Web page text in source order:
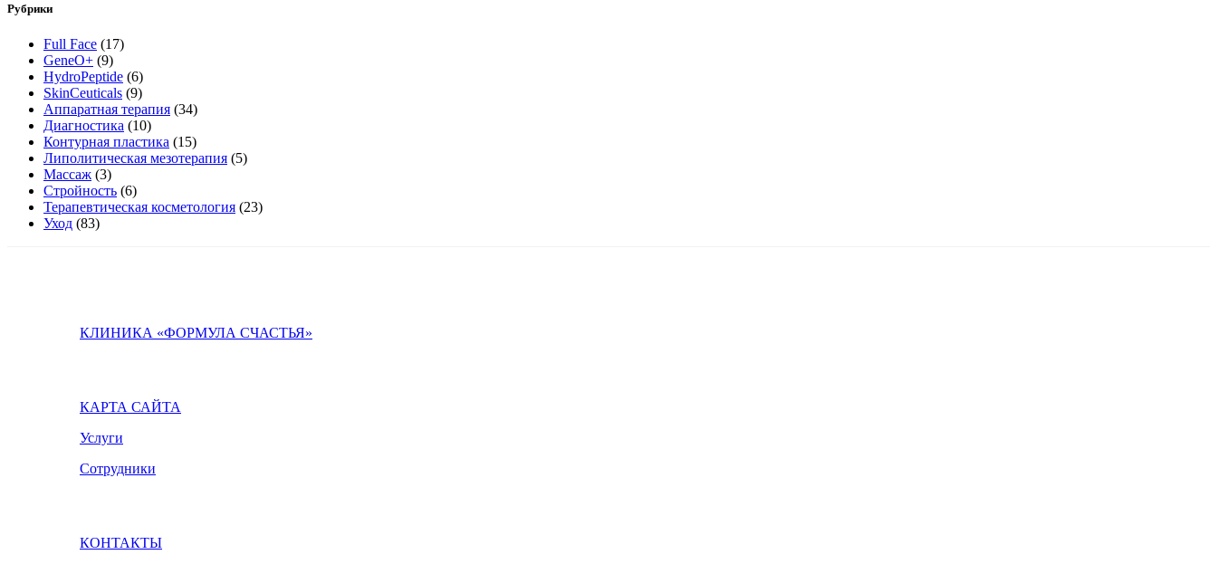
Рубрики
Full Face (17)
GeneO+ (9)
HydroPeptide (6)
SkinCeuticals (9)
Аппаратная терапия (34)
Диагностика (10)
Контурная пластика (15)
Липолитическая мезотерапия (5)
Массаж (3)
Стройность (6)
Терапевтическая косметология (23)
Уход (83)
КЛИНИКА «ФОРМУЛА СЧАСТЬЯ»
КАРТА САЙТА
Услуги
Сотрудники
КОНТАКТЫ